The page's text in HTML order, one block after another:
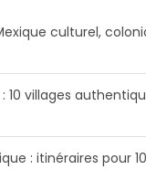
culturel,
10 villages
: itinéraires pour